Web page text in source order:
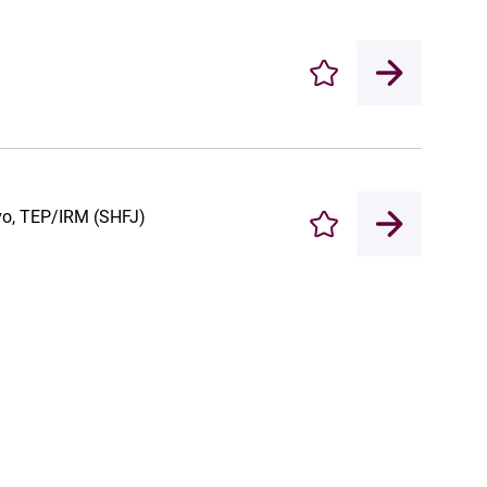
Enregistrer
TEP/IRM (SHFJ)
Enregistrer